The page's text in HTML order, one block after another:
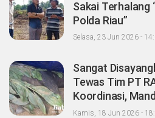
Sakai Terhalang
Polda Riau”
Selasa, 23 Jun 2026 -
Sangat
Tewas Tim PT
Koordinasi,
Tanggung
Kamis, 18 Jun 2026 -